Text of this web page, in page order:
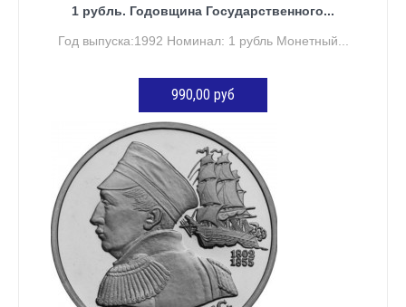
1 рубль. Годовщина Государственного...
Год выпуска:1992 Номинал: 1 рубль Монетный...
990,00 руб
Нет в наличии